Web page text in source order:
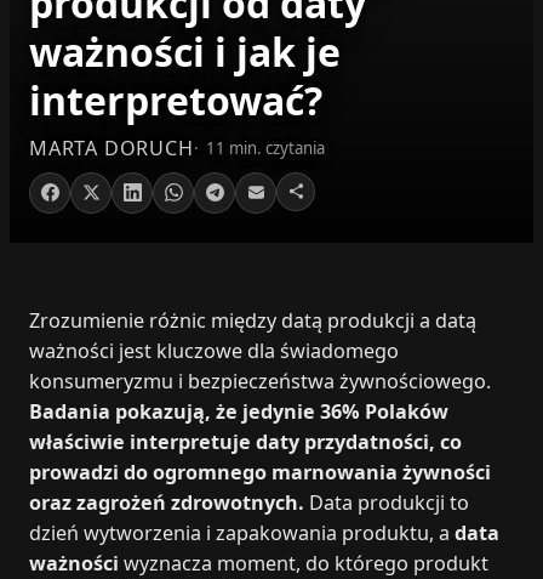
ważności i jak je
interpretować?
MARTA DORUCH 11 min. czytania
Zrozumienie różnic między datą produkcji a datą
ważności jest kluczowe dla świadomego
konsumeryzmu i bezpieczeństwa żywnościowego.
Badania pokazują, że jedynie 36% Polaków
właściwie interpretuje daty przydatności, co
prowadzi do ogromnego marnowania żywności
oraz zagrożeń zdrowotnych. Data produkcji to
dzień wytworzenia i zapakowania produktu, a data
ważności wyznacza moment, do którego produkt